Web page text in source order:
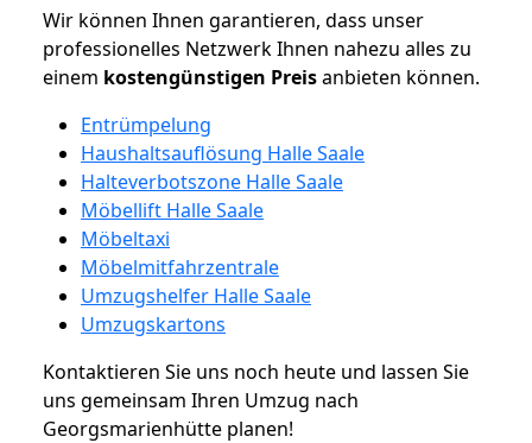
Wir können Ihnen garantieren, dass unser
professionelles Netzwerk Ihnen nahezu alles zu
einem kostengünstigen Preisanbieten können.
Entrümpelung
Haushaltsauflösung Halle Saale
Halteverbotszone Halle Saale
Möbellift Halle Saale
Möbeltaxi
Möbelmitfahrzentrale
Umzugshelfer Halle Saale
Umzugskartons
Kontaktieren Sie uns noch heute und lassen Sie
uns gemeinsam Ihren Umzug nach
Georgsmarienhütte planen!